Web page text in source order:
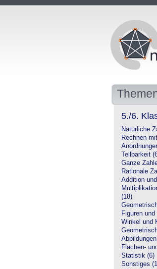
5./6.
Natürliche
Rechnen
Teilbarkeit
Ganze
Rationale
Addition
(18)
Figuren
Winkel und
Flächen-
Statistik (6)
Sonstiges